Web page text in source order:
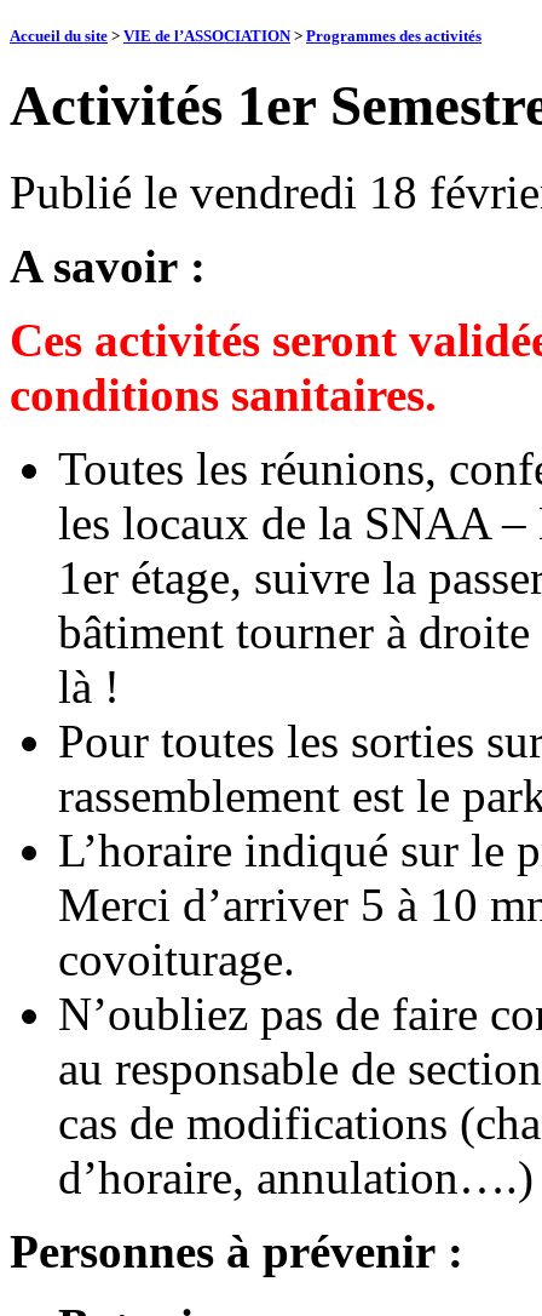
Accueil du site > VIE de l’ASSOCIATION > Programmes des activités
Activités 1er
Publié le vendredi 18
A savoir :
Ces activités seront
conditions sanitaires.
Toutes les réunions,
les locaux de la SNAA
1er étage, suivre la
bâtiment tourner à droite
là !
Pour toutes les sorties
rassemblement est le
L’horaire indiqué sur le
Merci d’arriver 5 à 10
covoiturage.
N’oubliez pas de faire
au responsable de
cas de modifications
d’horaire, annulation….)
Personnes à prévenir :